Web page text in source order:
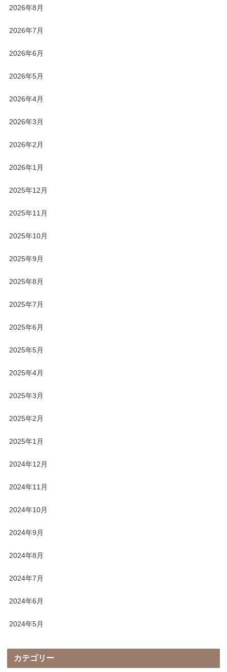
2026年8月
2026年7月
2026年6月
2026年5月
2026年4月
2026年3月
2026年2月
2026年1月
2025年12月
2025年11月
2025年10月
2025年9月
2025年8月
2025年7月
2025年6月
2025年5月
2025年4月
2025年3月
2025年2月
2025年1月
2024年12月
2024年11月
2024年10月
2024年9月
2024年8月
2024年7月
2024年6月
2024年5月
カテゴリー